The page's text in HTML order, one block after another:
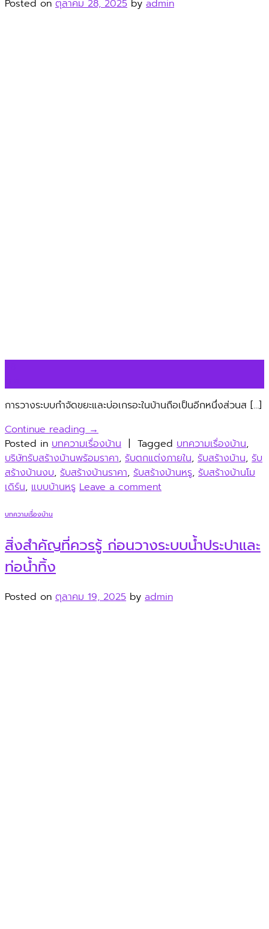
Posted on ตุลาคม 28, 2025 by admin
การวางระบบกำจัดขยะและบ่อเกรอะในบ้านถือเป็นอีกหนึ่งส่วนส […]
Continue reading→
Posted in บทความเรื่องบ้าน | Tagged บทความเรื่องบ้าน,
บริษัทรับสร้างบ้านพร้อมราคา, รับตกแต่งภายใน, รับสร้างบ้าน, รับ
สร้างบ้านงบ, รับสร้างบ้านราคา, รับสร้างบ้านหรู, รับสร้างบ้านโม
เดิร์น, แบบบ้านหรู Leave a comment
บทความเรื่องบ้าน
สิ่งสำคัญที่ควรรู้ ก่อนวางระบบน้ำประปาและ
ท่อน้ำทิ้ง
Posted on ตุลาคม 19, 2025 by admin